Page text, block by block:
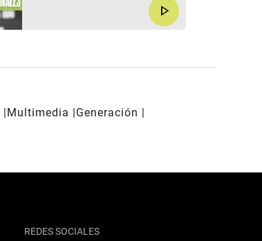
play_arrow
Multimedia
Generación
REDES SOCIALES